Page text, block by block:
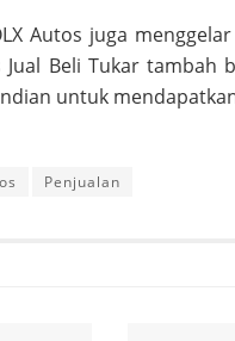
Autos juga
Beli Tukar tambah
untuk
Penjualan